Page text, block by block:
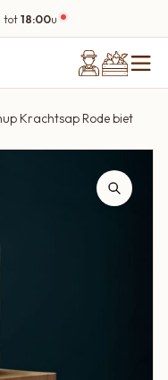
tot18:00u
Krachtsap Rode biet